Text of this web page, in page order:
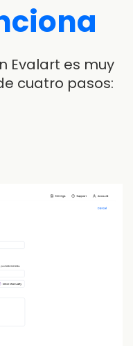
Evalart es muy
cuatro pasos: